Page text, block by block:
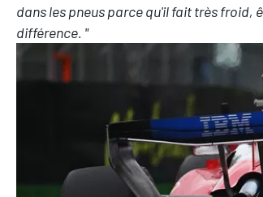
dans les pneus parce qu'il fait très froid,
différence. "